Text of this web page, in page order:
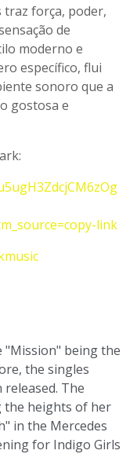
traz força, poder,
de
moderno e
específico, flui
sonoro que a
gostosa e
link
"Mission" being the
the singles
The
the heights of her
in the Mercedes
for Indigo Girls